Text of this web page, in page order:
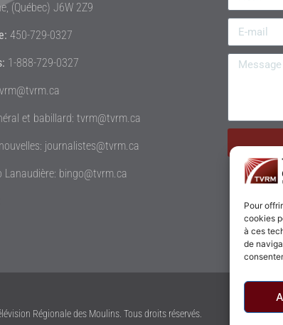
Pour
cookies
à ces
de
(Québec) J6W 2Z9
450-729-0327
1-888-729-0327
et babillard: tvrm@tvrm.ca
journalistes@tvrm.ca
Lanaudière: bingo@tvrm.ca
Régionale des Moulins. Tous droits réservés.